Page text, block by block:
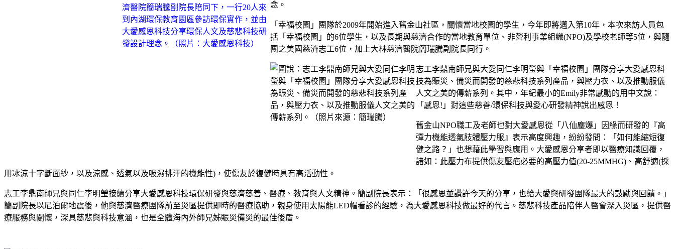
念。
「幸福校園」團隊於2009年開始進入舊金山社區，關懷當地校園的學生，今年即將邁入第10年，本次來訪人員包
括「幸福校園」的6位學生，以及長期與慈濟合作的當地教育單位、非營利事業組織(NPO)及學校老師等5位，與隨
團之美國慈濟志工6位，加上大林慈濟醫院簡瑞騰副院長同行。
志工李鼎南師兄與大愛同仁李明瑩與「幸福校園」團隊分享大愛感恩科
技為賑災、備災而開發的慈悲科技系列產品，與壓力衣、以及推動服儀
人文之美的傳薪系列。其中，年紀最小的Emily非常感動的用中文說：
「感恩!」對這些慈善/環保科技與愛心研發精神說出感恩！
舊金山NPO職工及老師也對大愛感恩從「八仙塵爆」因緣而研發的『高
彈力機能透氣肢體壓力服』表示高度興趣，紛紛發問：「如何能縮短復
健之路？」也想藉此學習與應用。大愛感恩分享者即以醫療知識回覆，
諸如：此壓力布提供傷友壓疤必要的高壓力值(20-25MMHG)、高舒適(採
用冰涼十字斷面紗，以及涼感、透氣以及吸濕排汗的機能性)，使傷友於復健時具有高活動性。
志工李鼎南師兄與同仁李明瑩接續分享大愛感恩科技環保研發與慈濟慈善、醫療、教育與人文精神。簡副院長表示：「很感恩並讚許今天的分享，也給大愛與研發團隊最大的鼓勵與回饋。」
簡副院長以尼泊爾地震後，他與慈濟醫療團隊前至災區提供即時的醫療協助，親身使用太陽能LED帽看診的經驗，為大愛感恩科技做最好的代言。慈悲科技產品陪伴人醫會深入災區，提供醫
療服務與關懷，深具慈悲與科技意涵，也是全體海內外師兄姊賑災備災的最佳後盾。